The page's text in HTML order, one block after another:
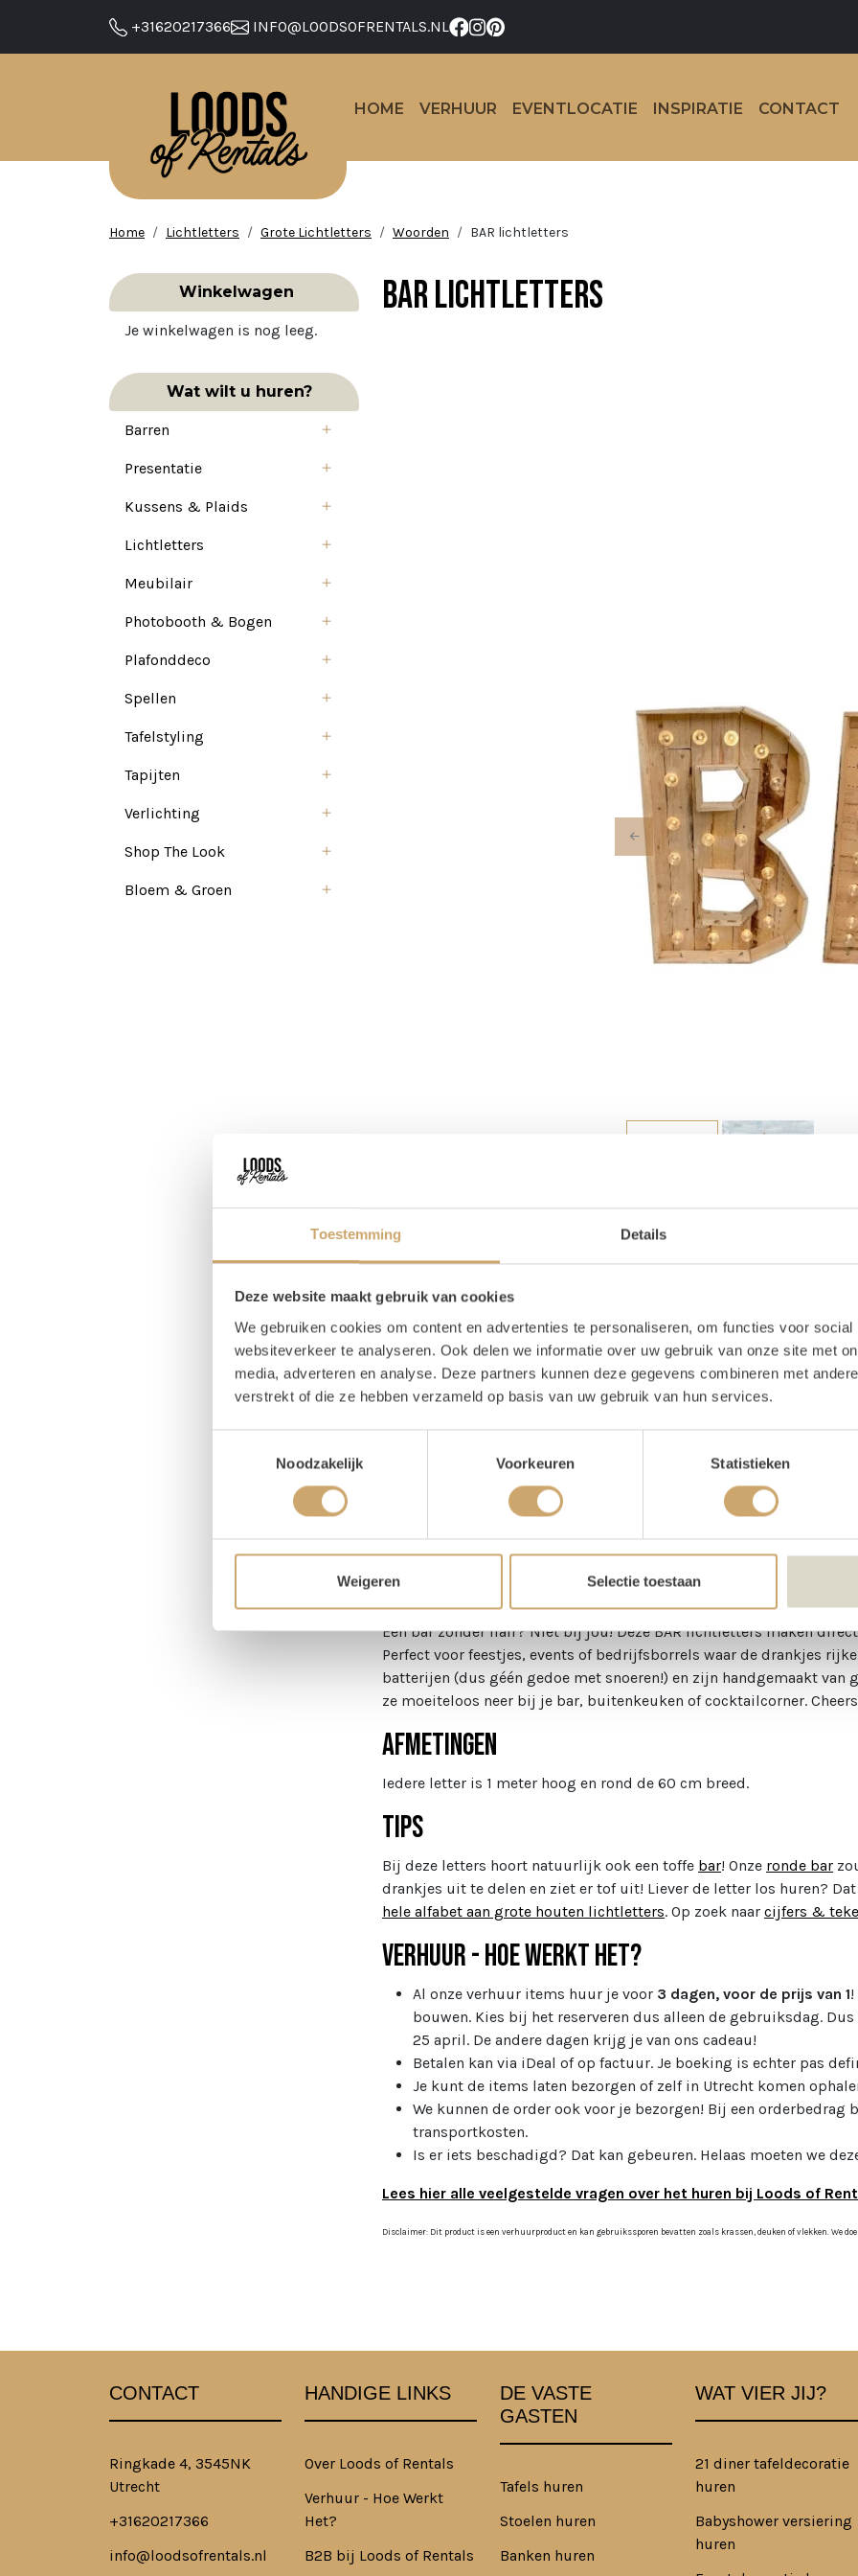
Toestemming Details
Deze website maakt gebruik van cookies
We gebruiken cookies om content en advertenties te personaliseren, om functies voor
websiteverkeer te analyseren. Ook delen we informatie over uw gebruik van onze site met
media, adverteren en analyse. Deze partners kunnen deze gegevens combineren met
verstrekt of die ze hebben verzameld op basis van uw gebruik van hun services.
Noodzakelijk
Voorkeuren Statistieken
Weigeren Selectie toestaan
+31620217366 INFO@LOODSOFRENTALS.NL
HOME VERHUUR EVENTLOCATIE INSPIRATIE CONTACT
Home Lichtletters Grote Lichtletters Woorden BAR lichtletters
Winkelwagen
Je winkelwagen is nog leeg.
Wat wilt u huren?
Barren
Presentatie
Kussens & Plaids
Lichtletters
Meubilair
Photobooth & Bogen
Plafonddeco
Spellen
Tafelstyling
Tapijten
Verlichting
Shop The Look
Bloem & Groen
BAR lichtletters
Previous
Producten in pakket
1x Lichtletter B 1x
Houten Lichtletters BAR huren
Een bar zonder flair? Niet bij jou! Deze BAR lichtletters maken
Perfect voor feestjes, events of bedrijfsborrels waar de drankjes
batterijen (dus géén gedoe met snoeren!) en zijn handgemaakt van
ze moeiteloos neer bij je bar, buitenkeuken of cocktailcorner.
Afmetingen
Iedere letter is 1 meter hoog en rond de 60 cm breed.
Tips
Bij deze letters hoort natuurlijk ook een toffe bar! Onze ronde bar
drankjes uit te delen en ziet er tof uit! Liever de letter los huren?
hele alfabet aan grote houten lichtletters. Op zoek naar cijfers &
Verhuur - Hoe werkt het?
Al onze verhuur items huur je voor 3 dagen, voor de prijs van 1
bouwen. Kies bij het reserveren dus alleen de gebruiksdag.
25 april. De andere dagen krijg je van ons cadeau!
Betalen kan via iDeal of op factuur. Je boeking is echter pas
Je kunt de items laten bezorgen of zelf in Utrecht komen
We kunnen de order ook voor je bezorgen! Bij een
transportkosten.
Is er iets beschadigd? Dat kan gebeuren. Helaas moeten we
Lees hier alle veelgestelde vragen over het huren bij Loods of
Disclaimer: Dit product is een verhuurproduct en kan gebruikssporen bevatten zoals krassen, deuken of vlekken. We
CONTACT
Ringkade 4, 3545NK
Utrecht
+31620217366
info@loodsofrentals.nl
HANDIGE LINKS
Over Loods of Rentals
Verhuur - Hoe Werkt
Het?
B2B bij Loods of Rentals
DE VASTE
GASTEN
Tafels huren
Stoelen huren
Banken huren
WAT VIER JIJ?
21 diner tafeldecoratie
huren
Babyshower versiering
huren